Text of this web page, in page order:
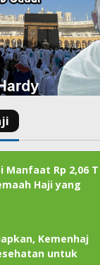
Manfaat Rp 2,06 T
Haji yang
Kemenhaj
untuk